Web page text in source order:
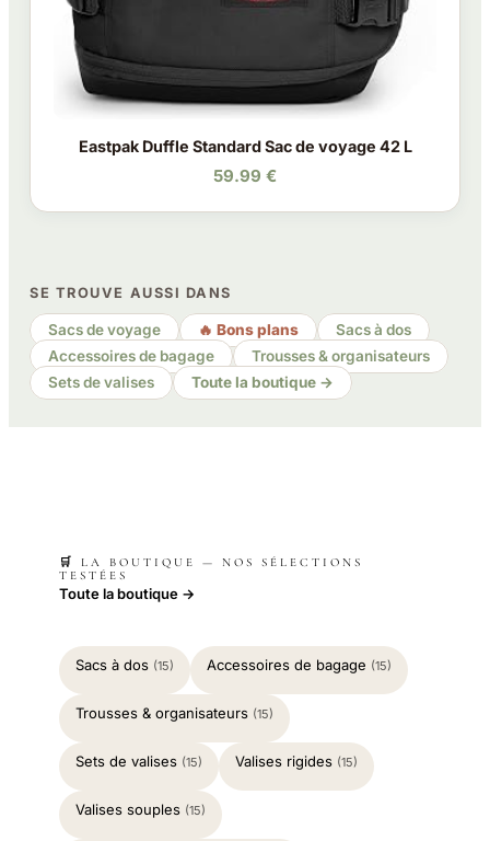
Eastpak Duffle Standard Sac de voyage 42 L
59.99 €
SE TROUVE AUSSI DANS
Sacs de voyage 🔥 Bons plans
Sacs à dos
Accessoires de bagage
Trousses & organisateurs
Sets de valises
Toute la boutique →
🛒 LA BOUTIQUE — NOS SÉLECTIONS
TESTÉES
Toute la boutique →
Sacs à dos (15) Accessoires de bagage (15)
Trousses & organisateurs (15)
Sets de valises (15) Valises rigides (15)
Valises souples (15)